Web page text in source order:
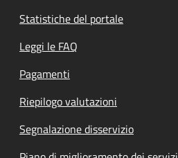
Statistiche del portale
Leggi le FAQ
Pagamenti
Riepilogo valutazioni
Segnalazione disservizio